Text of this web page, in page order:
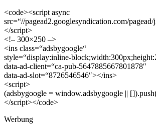
<code><script async
src=“//pagead2.googlesyndication.com/
</script>
<!– 300×250 –>
<ins class=“adsbygoogle“
style=“display:inline-
data-ad-client=“ca-pub-5647885667801878″
data-ad-slot=“8726546546″></ins>
<script>
(adsbygoogle = window.adsbygoogle ||
</script></code>
Werbung